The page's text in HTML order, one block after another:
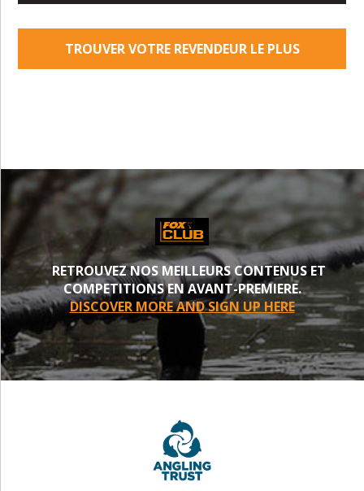
TROUVER VOTRE REVENDEUR LE PLUS
RETROUVEZ NOS MEILLEURS CONTENUS ET
COMPETITIONS EN AVANT-PREMIERE.
DISCOVER MORE AND SIGN UP HERE